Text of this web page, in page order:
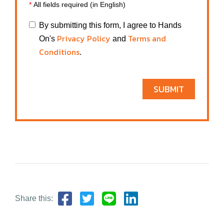
* All fields required (in English)
By submitting this form, I agree to Hands
On's Privacy Policy and Terms and
Conditions.
SUBMIT
Share this: